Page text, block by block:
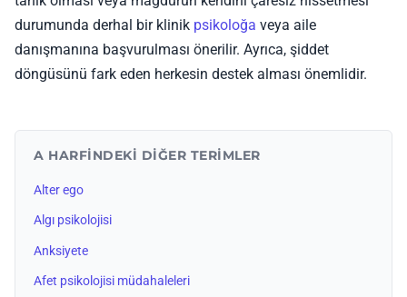
durumunda derhal bir klinik psikoloğa veya aile
danışmanına başvurulması önerilir. Ayrıca, şiddet
döngüsünü fark eden herkesin destek alması önemlidir.
A HARFINDEKI DIĞER TERIMLER
Alter ego
Algı psikolojisi
Anksiyete
Afet psikolojisi müdahaleleri